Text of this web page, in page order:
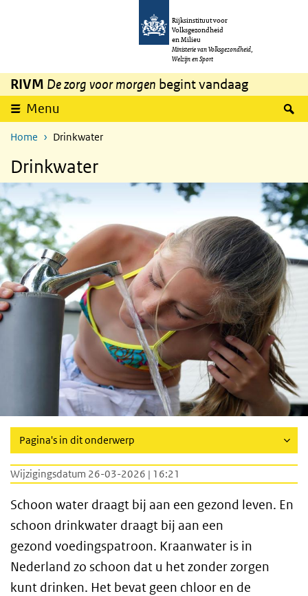
Overslaan en naar de inhoud gaan
Rijksinstituut voor
Volksgezondheid
en Milieu
Ministerie van Volksgezondheid,
Welzijn en Sport
RIVM De zorg voor morgen begint vandaag
Menu
Home Drinkwater
Drinkwater
Pagina's in dit onderwerp
Wijzigingsdatum 26-03-2026 | 16:21
Schoon water draagt bij aan een gezond leven. En
schoon drinkwater draagt bij aan een
gezond voedingspatroon. Kraanwater is in
Nederland zo schoon dat u het zonder zorgen
kunt drinken. Het bevat geen chloor en de